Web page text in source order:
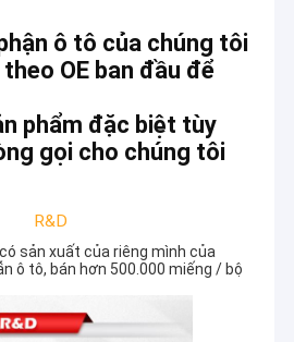
ô tô của chúng tôi
OE ban đầu để
phẩm đặc biệt tùy
gọi cho chúng tôi
R&D
sản xuất của riêng mình của
ô tô, bán hơn 500.000 miếng / bộ